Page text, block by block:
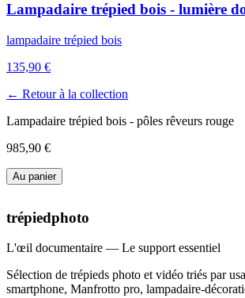
Lampadaire trépied bois - lumière
lampadaire trépied bois
135,90 €
← Retour à la collection
Lampadaire trépied bois - pôles rêveurs rouge
985,90 €
Au panier
trépiedphoto
L'œil documentaire — Le support essentiel
Sélection de trépieds photo et vidéo triés par
smartphone, Manfrotto pro, lampadaire-